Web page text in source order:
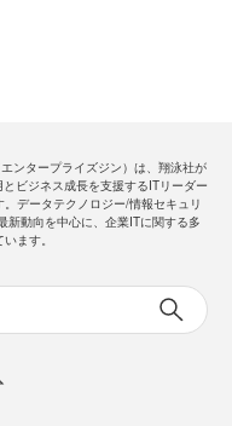
ンタープライズジン）は、翔泳社が
ビジネス成長を支援するITリーダー
データテクノロジー/情報セキュリ
新動向を中心に、企業ITに関する多
ます。